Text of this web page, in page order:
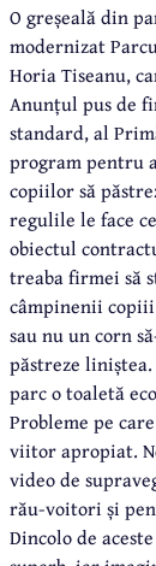
O greșeală din
modernizat
Horia Tiseanu,
Anunțul pus de
standard, al
program pentru
copiilor să
regulile le face
obiectul
treaba firmei să
câmpinenii
sau nu un corn
păstreze liniștea.
parc o toaletă
Probleme pe
viitor apropiat.
video de
rău-voitori și
Dincolo de